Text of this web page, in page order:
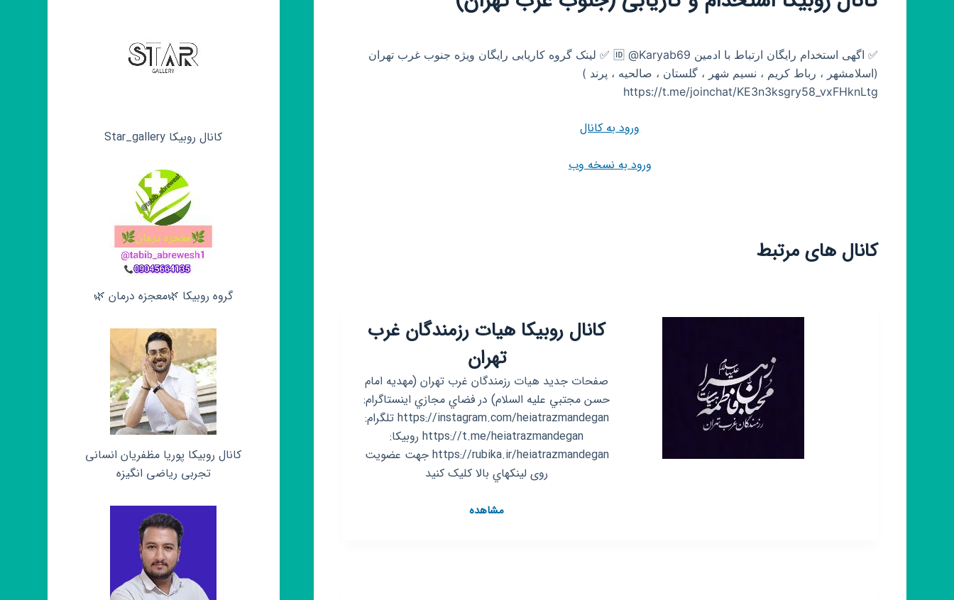
✅ اگهی استخدام رایگان ارتباط با ادمین 🆔 @Karyab69 ✅ لینک گروه کاریابی رایگان ویژه جنوب غرب تهران
(اسلامشهر ، رباط کریم ، نسیم شهر ، گلستان ، صالحیه ، پرند )
https://t.me/joinchat/KE3n3ksgry58_vxFHknLtg
ورود به کانال
ورود به نسخه وب
کانال های مرتبط
کانال روبیکا هیات رزمندگان غرب
تهران
صفحات جديد هيات رزمندگان غرب تهران (مهديه امام
حسن مجتبي عليه السلام) در فضاي مجازي اينستاگرام:
https://instagram.com/heiatrazmandegan تلگرام:
https://t.me/heiatrazmandegan روبیکا:
https://rubika.ir/heiatrazmandegan جهت عضویت
روی لينكهاي بالا کلیک كنيد
مشاهدهکانال
کانال روبیکا Star_gallery
گروه روبیکا 🌿معجزه درمان 🌿
کانال روبیکا پوریا مظفریان انسانی
تجربی ریاضی انگیزه